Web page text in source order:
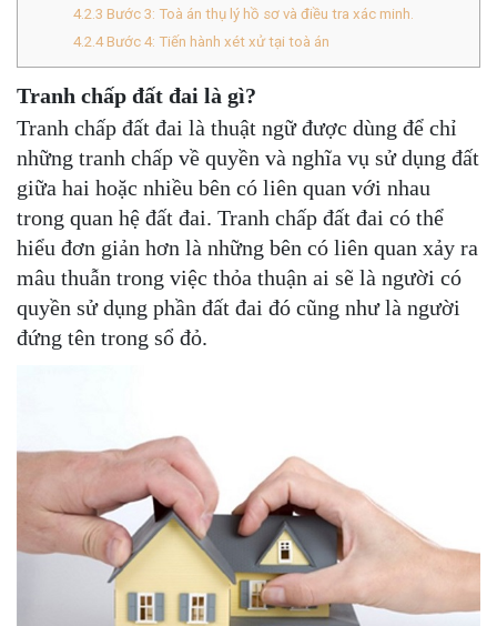
4.2.3 Bước 3: Toà án thụ lý hồ sơ và điều tra xác minh.
4.2.4Bước 4: Tiến hành xét xử tại toà án
Tranh chấp đất đai là gì?
Tranh chấp đất đai là thuật ngữ được dùng để chỉ
những tranh chấp về quyền và nghĩa vụ sử dụng đất
giữa hai hoặc nhiều bên có liên quan với nhau
trong quan hệ đất đai. Tranh chấp đất đai có thể
hiểu đơn giản hơn là những bên có liên quan xảy ra
mâu thuẫn trong việc thỏa thuận ai sẽ là người có
quyền sử dụng phần đất đai đó cũng như là người
đứng tên trong sổ đỏ.